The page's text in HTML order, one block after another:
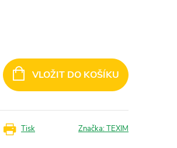
VLOŽIT DO KOŠÍKU
Tisk Značka:TEXIM